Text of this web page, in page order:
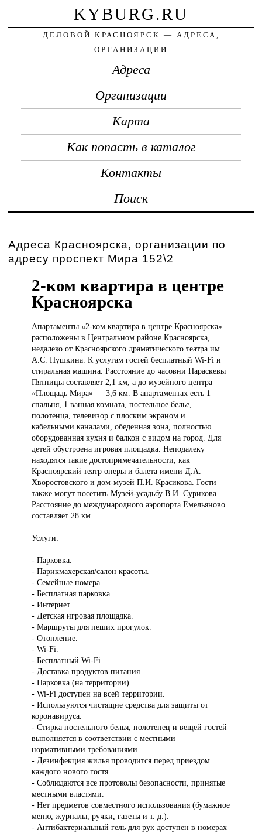
KYBURG.RU
ДЕЛОВОЙ КРАСНОЯРСК — АДРЕСА,
ОРГАНИЗАЦИИ
Адреса
Организации
Карта
Как попасть в каталог
Контакты
Поиск
Адреса Красноярска, организации по
адресу проспект Мира 152\2
2-ком квартира в центре
Красноярска
Апартаменты «2-комквартира в центре Красноярска»
расположены в Центральном районе Красноярска,
недалеко от Красноярского драматического театра им.
А.С. Пушкина. К услугам гостей бесплатный Wi-Fi и
стиральная машина. Расстояние до часовни Параскевы
Пятницы составляет 2,1 км, а до музейного центра
«Площадь Мира» — 3,6 км. В апартаментах есть 1
спальня, 1 ванная комната, постельное белье,
полотенца, телевизор с плоским экраном и
кабельными каналами, обеденная зона, полностью
оборудованная кухня и балкон с видом на город. Для
детей обустроена игровая площадка. Неподалеку
находятся такие достопримечательности, как
Красноярский театр оперы и балета имени Д.А.
Хворостовского и дом-музей П.И. Красикова. Гости
также могут посетить Музей-усадьбу В.И. Сурикова.
Расстояние до международного аэропорта Емельяново
составляет 28 км.
Услуги:
- Парковка.
- Парикмахерская/салон красоты.
- Семейные номера.
- Бесплатная парковка.
- Интернет.
- Детская игровая площадка.
- Маршруты для пеших прогулок.
- Отопление.
- Wi-Fi.
- Бесплатный Wi-Fi.
- Доставка продуктов питания.
- Парковка (на территории).
- Wi-Fi доступен на всей территории.
- Используются чистящие средства для защиты от
коронавируса.
- Стирка постельного белья, полотенец и вещей гостей
выполняется в соответствии с местными
нормативными требованиями.
- Дезинфекция жилья проводится перед приездом
каждого нового гостя.
- Соблюдаются все протоколы безопасности, принятые
местными властями.
- Нет предметов совместного использования (бумажное
меню, журналы, ручки, газеты и т. д.).
- Антибактериальный гель для рук доступен в номерах